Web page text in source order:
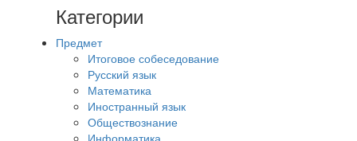
Категории
Предмет
Итоговое собеседование
Русский язык
Математика
Иностранный язык
Обществознание
Информатика